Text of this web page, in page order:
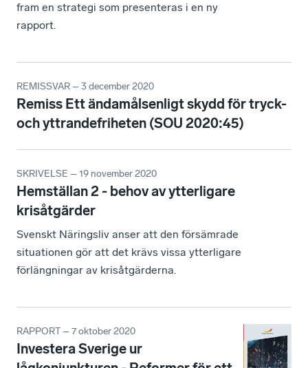
fram en strategi som presenteras i en ny
rapport.
REMISSVAR – 3 december 2020
Remiss Ett ändamålsenligt skydd för tryck-
och yttrandefriheten (SOU 2020:45)
SKRIVELSE – 19 november 2020
Hemställan 2 - behov av ytterligare
krisåtgärder
Svenskt Näringsliv anser att den försämrade
situationen gör att det krävs vissa ytterligare
förlängningar av krisåtgärderna.
RAPPORT – 7 oktober 2020
Investera Sverige ur